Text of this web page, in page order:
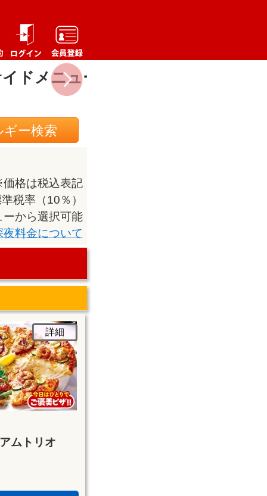
ドメニュー
ー検索
格は税込表記
税率（10％）
から選択可能
料金について
詳細
ムトリオ